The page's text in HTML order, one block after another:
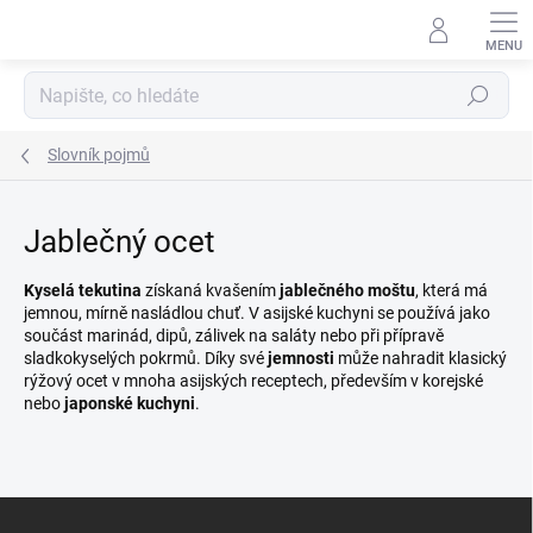
Hledat
Slovník pojmů
Jablečný ocet
Kyselá tekutina získaná kvašenímjablečného moštu, která má
jemnou, mírně nasládlou chuť. V asijské kuchyni se používá jako
součást marinád, dipů, zálivek na saláty nebo při přípravě
sladkokyselých pokrmů. Díky svéjemnosti může nahradit klasický
rýžový ocet v mnoha asijských receptech, především v korejské
nebojaponské kuchyni.